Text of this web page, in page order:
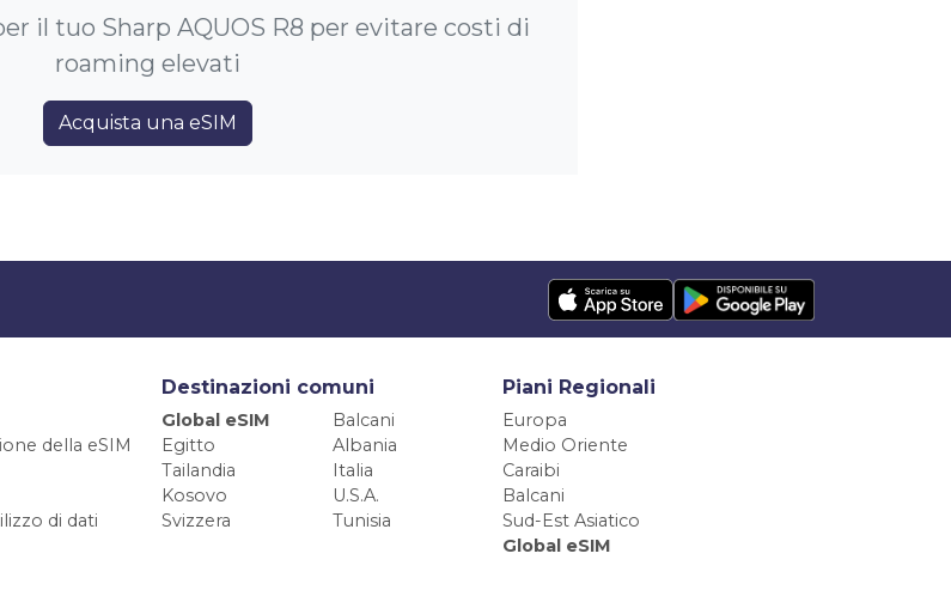
il tuo Sharp AQUOS R8 per evitare costi di
roaming elevati
Acquista una eSIM
della eSIM
di dati
Destinazioni comuni
Global eSIM
Balcani
Egitto
Albania
Tailandia
Italia
Kosovo
U.S.A.
Svizzera
Tunisia
Piani Regionali
Europa
Medio Oriente
Caraibi
Balcani
Sud-Est Asiatico
Global eSIM